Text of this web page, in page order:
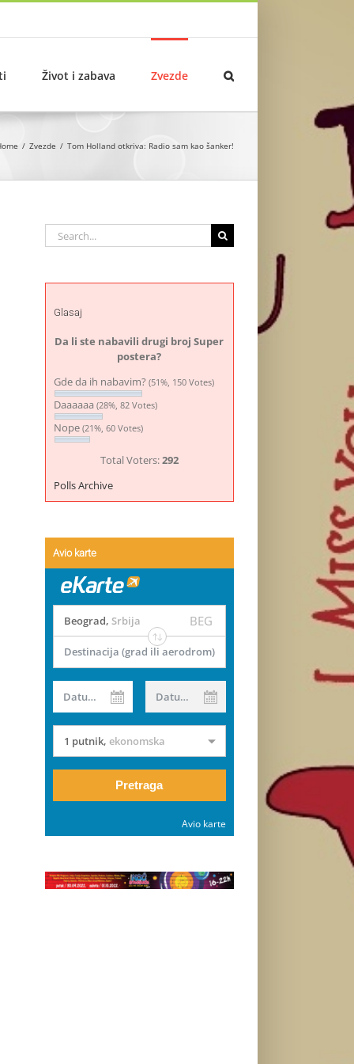
Život i zabava Zvezde
Zvezde Tom Holland otkriva: Radio sam kao šanker!
Search
for:
Glasaj
Da li ste nabavili drugi broj Super
postera?
Gde da ih nabavim? (51%, 150 Votes)
Daaaaaa (28%, 82 Votes)
Nope (21%, 60 Votes)
Total Voters:292
Polls Archive
Avio karte
Beograd, Srbija BEG
Destinacija (grad ili aerodrom)
Datum od Datum do
1 putnik, ekonomska
Pretraga
Avio karte